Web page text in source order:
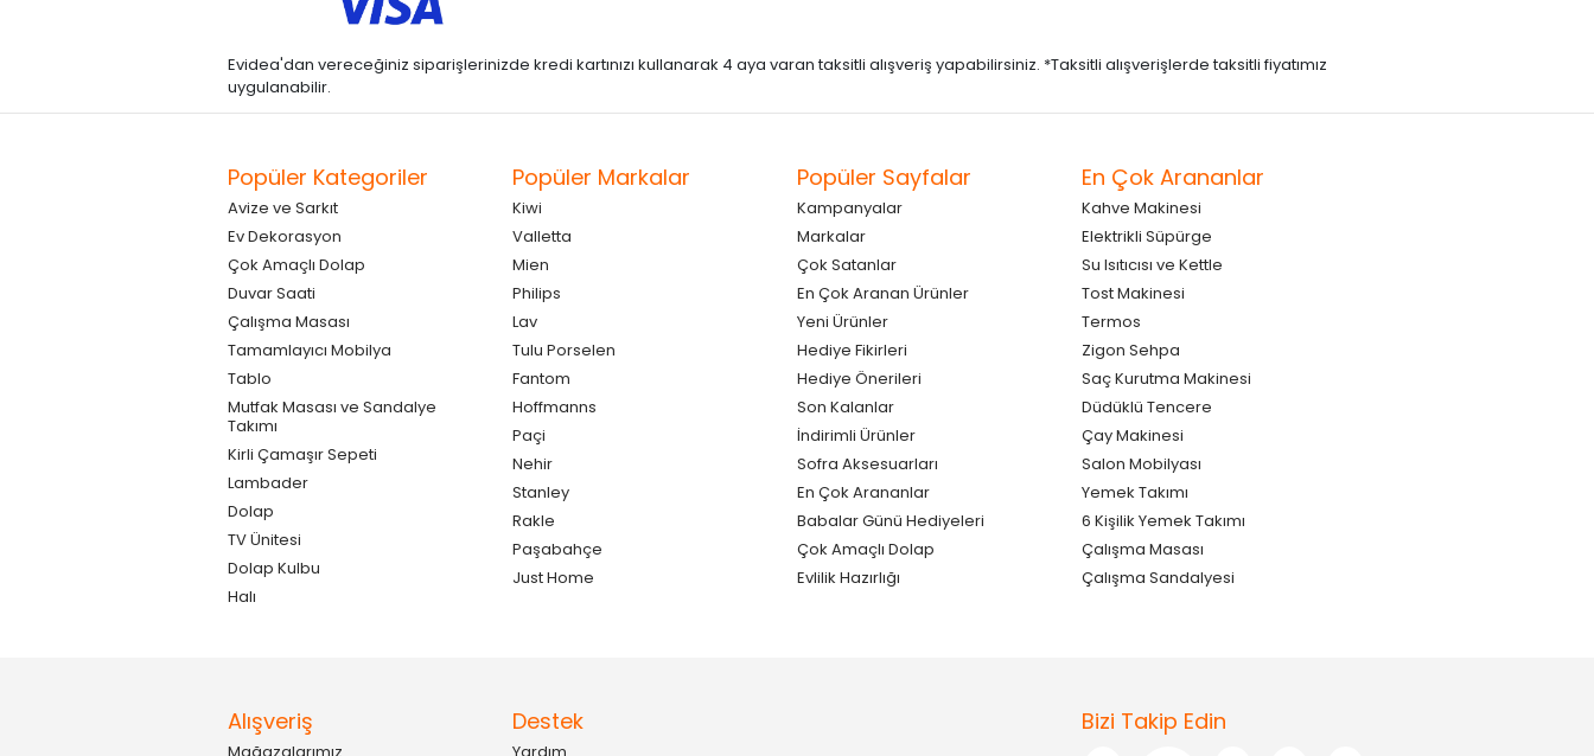
Evidea'dan vereceğiniz siparişlerinizde kredi kartınızı kullanarak 4 aya varan taksitli alışveriş yapabilirsiniz. *Taksitli alışverişlerde taksitli fiyatımız
uygulanabilir.
Popüler Kategoriler
Avize ve Sarkıt
Ev Dekorasyon
Çok Amaçlı Dolap
Duvar Saati
Çalışma Masası
Tamamlayıcı Mobilya
Tablo
Mutfak Masası ve Sandalye
Takımı
Kirli Çamaşır Sepeti
Lambader
Dolap
TV Ünitesi
Dolap Kulbu
Halı
Popüler Markalar
Kiwi
Valletta
Mien
Philips
Lav
Tulu Porselen
Fantom
Hoffmanns
Paçi
Nehir
Stanley
Rakle
Paşabahçe
Just Home
Popüler Sayfalar
Kampanyalar
Markalar
Çok Satanlar
En Çok Aranan Ürünler
Yeni Ürünler
Hediye Fikirleri
Hediye Önerileri
Son Kalanlar
İndirimli Ürünler
Sofra Aksesuarları
En Çok Arananlar
Babalar Günü Hediyeleri
Çok Amaçlı Dolap
Evlilik Hazırlığı
En Çok Arananlar
Kahve Makinesi
Elektrikli Süpürge
Su Isıtıcısı ve Kettle
Tost Makinesi
Termos
Zigon Sehpa
Saç Kurutma Makinesi
Düdüklü Tencere
Çay Makinesi
Salon Mobilyası
Yemek Takımı
6 Kişilik Yemek Takımı
Çalışma Masası
Çalışma Sandalyesi
Alışveriş
Mağazalarımız
Destek
Yardım
Bizi Takip Edin